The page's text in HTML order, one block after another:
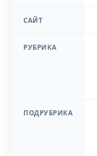
САЙТ
РУБРИКА
ПОДРУБРИКА